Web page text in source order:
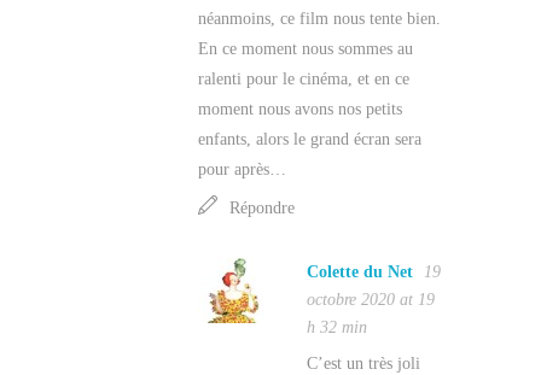
néanmoins, ce film nous tente bien.
En ce moment nous sommes au
ralenti pour le cinéma, et en ce
moment nous avons nos petits
enfants, alors le grand écran sera
pour après…
Répondre
Colette du Net
19
octobre 2020 at 19
h 32 min
C’est un très joli